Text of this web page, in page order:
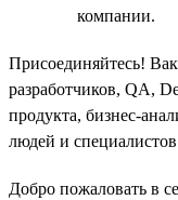
компании.
Присоединяйтесь!
разработчиков, QA,
продукта, бизнес-
людей и
Добро пожаловать в